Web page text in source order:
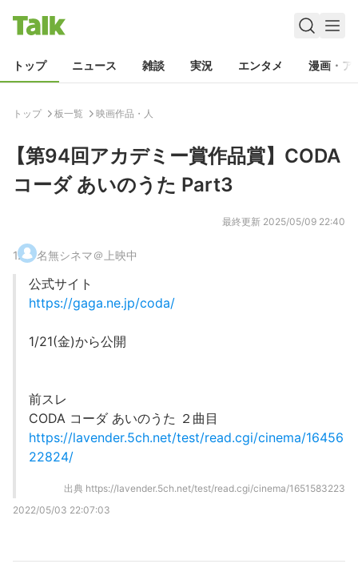
トップ ニュース 雑談 実況 エンタメ 漫画・ア
トップ 板一覧 映画作品・人
【第94回アカデミー賞作品賞】CODA
コーダ あいのうた Part3
最終更新 2025/05/09 22:40
1. 名無シネマ＠上映中
公式サイト
https://gaga.ne.jp/coda/
1/21(金)から公開
前スレ
CODA コーダ あいのうた ２曲目
https://lavender.5ch.net/test/read.cgi/cinema/16456
22824/
出典 https://lavender.5ch.net/test/read.cgi/cinema/1651583223
2022/05/03 22:07:03